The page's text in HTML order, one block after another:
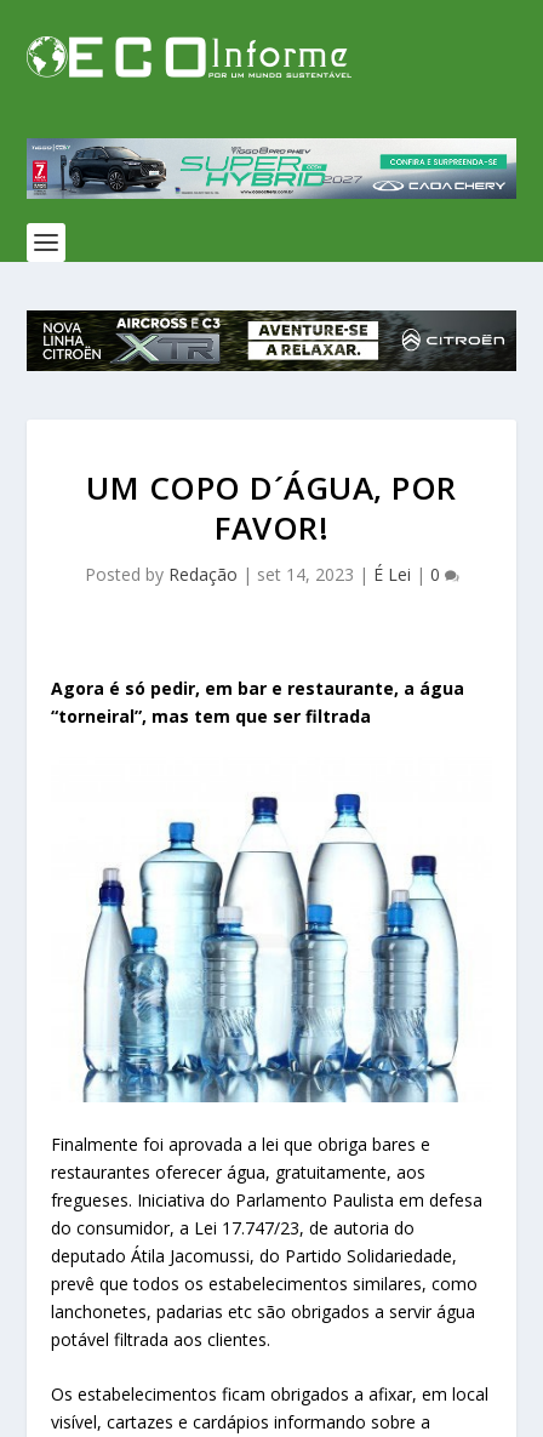
UM COPO D´ÁGUA, POR
FAVOR!
Posted by Redação | set 14, 2023 | É Lei | 0
Agora é só pedir, em bar e restaurante, a água
“torneiral”, mas tem que ser filtrada
Finalmente foi aprovada a lei que obriga bares e
restaurantes oferecer água, gratuitamente, aos
fregueses. Iniciativa do Parlamento Paulista em defesa
do consumidor, a Lei 17.747/23, de autoria do
deputado Átila Jacomussi, do Partido Solidariedade,
prevê que todos os estabelecimentos similares, como
lanchonetes, padarias etc são obrigados a servir água
potável filtrada aos clientes.
Os estabelecimentos ficam obrigados a afixar, em local
visível, cartazes e cardápios informando sobre a